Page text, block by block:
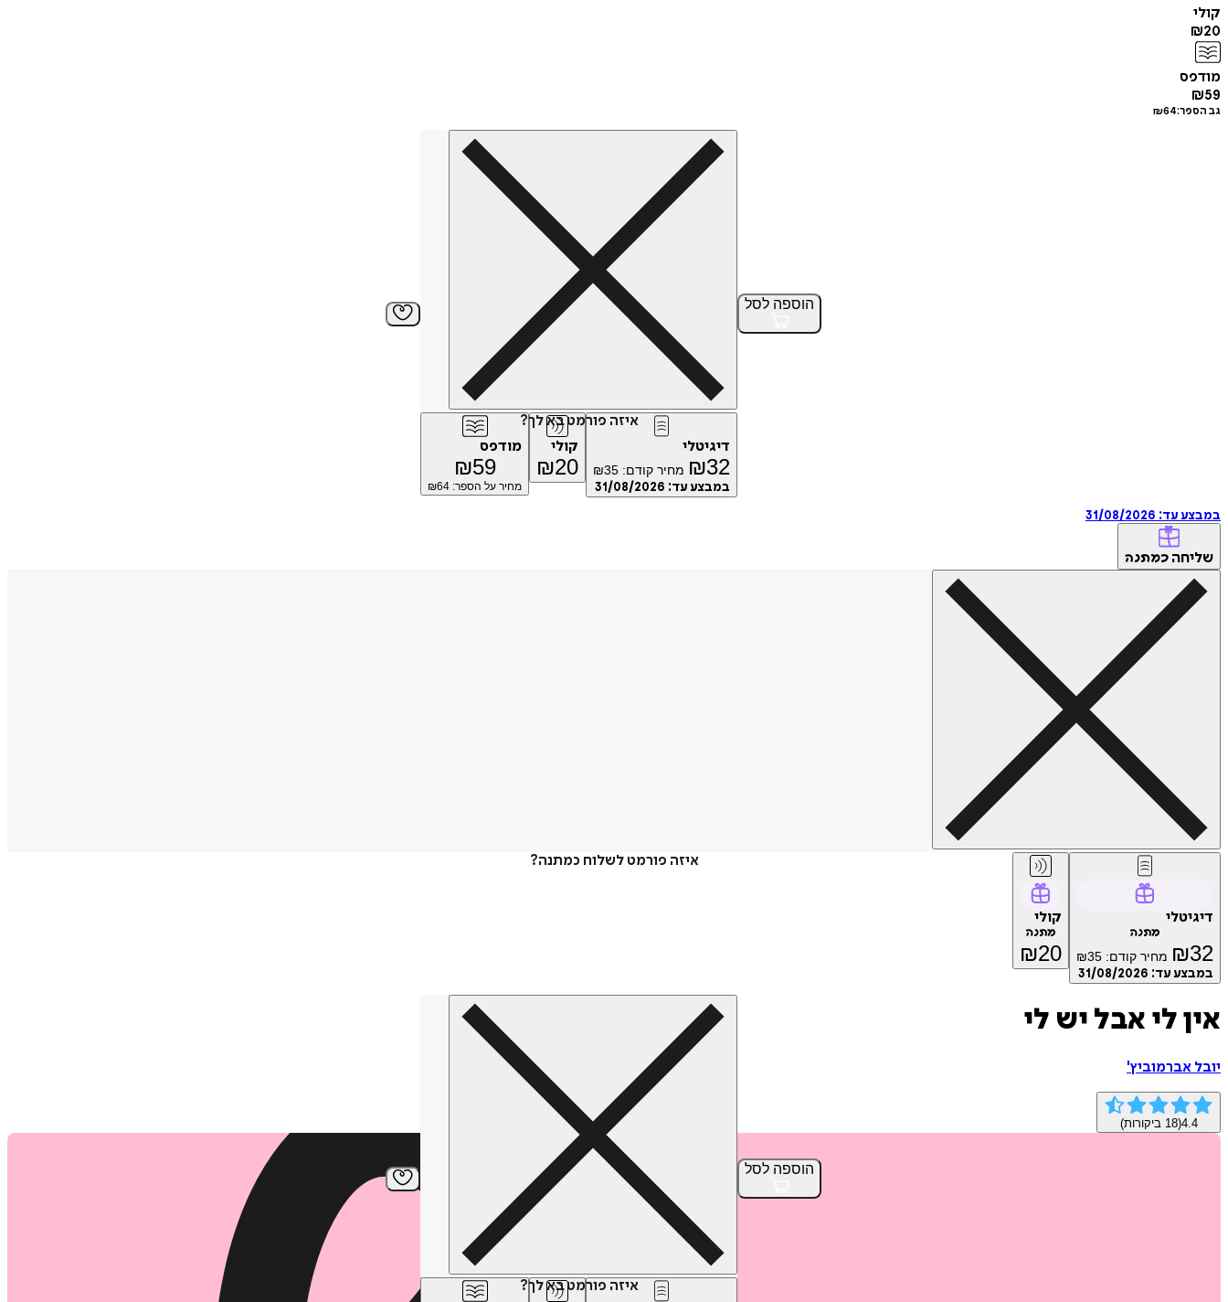
קולי
₪20
מודפס
₪59
גב הספר: ₪64
הוספה לסל
איזה פורמט בא לך?
דיגיטלי
₪32 מחיר קודם: ₪35
במבצע עד: 31/08/2026
קולי
₪20
מודפס
₪59
מחיר על הספר: ₪ 64
במבצע עד: 31/08/2026
שליחה כמתנה
איזה פורמט לשלוח כמתנה?
דיגיטלי
מתנה
₪32 מחיר קודם: ₪35
במבצע עד: 31/08/2026
קולי
מתנה
₪20
הוספה לסל
איזה פורמט בא לך?
אין לי אבל יש לי
יובל אברמוביץ'
4.4
(
18 ביקורות)